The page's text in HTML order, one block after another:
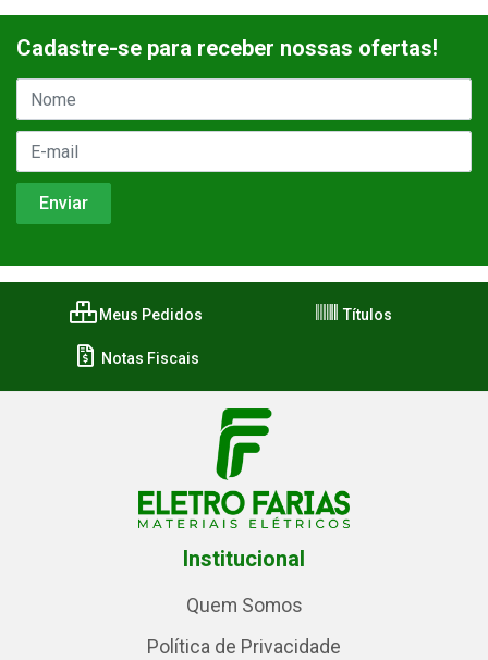
Cadastre-se para receber nossas ofertas!
Meus Pedidos Títulos
Notas Fiscais
Institucional
Quem Somos
Política de Privacidade